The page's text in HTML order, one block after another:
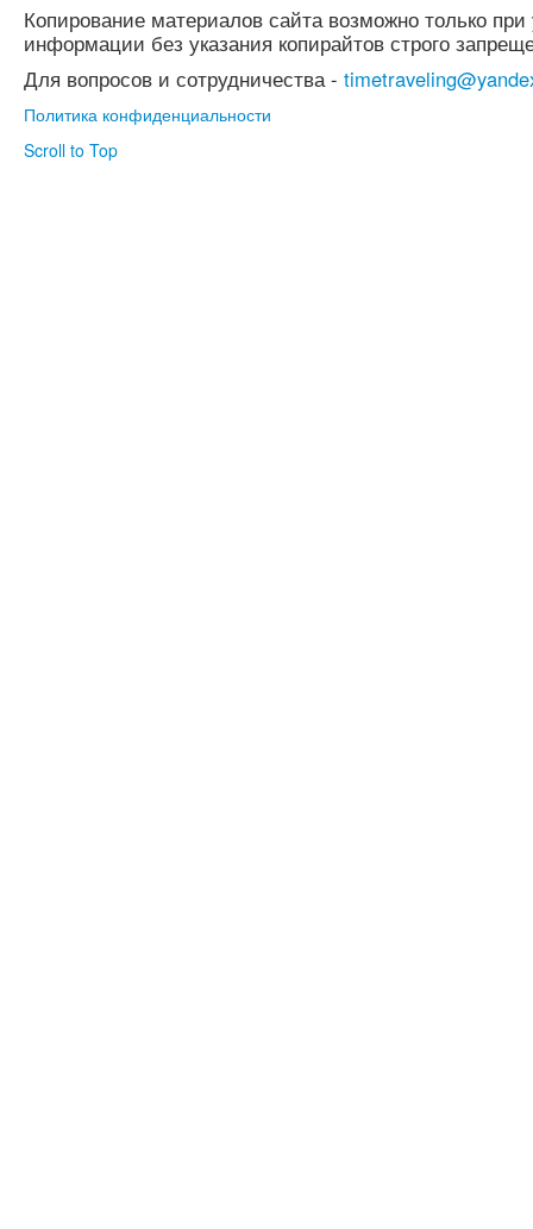
Копирование материалов сайта возможно только
информации без указания копирайтов строго
Для вопросов и сотрудничества -
Политика конфиденциальности
Scroll to Top